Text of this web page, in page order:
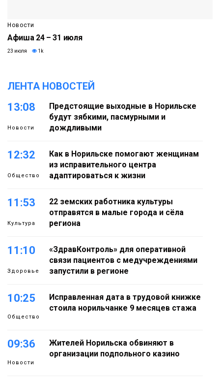
Новости
Афиша 24 – 31 июля
23 июля 1k
ЛЕНТА НОВОСТЕЙ
13:08
Новости
Предстоящие выходные в Норильске
будут зябкими, пасмурными и
дождливыми
12:32
Общество
Как в Норильске помогают женщинам
из исправительного центра
адаптироваться к жизни
11:53
Культура
22 земских работника культуры
отправятся в малые города и сёла
региона
11:10
Здоровье
«ЗдравКонтроль» для оперативной
связи пациентов с медучреждениями
запустили в регионе
10:25
Общество
Исправленная дата в трудовой книжке
стоила норильчанке 9 месяцев стажа
09:36
Новости
Жителей Норильска обвиняют в
организации подпольного казино